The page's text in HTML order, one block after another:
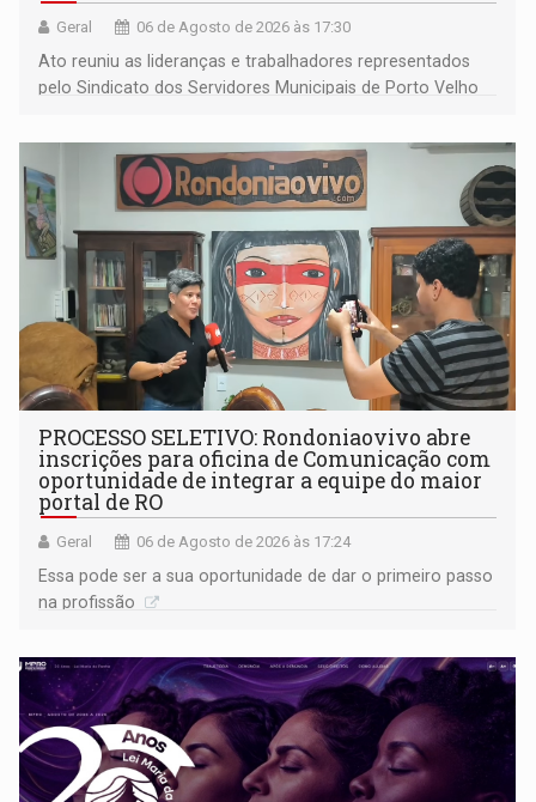
Geral 06 de Agosto de 2026 às 17:30
Ato reuniu as lideranças e trabalhadores representados
pelo Sindicato dos Servidores Municipais de Porto Velho
PROCESSO SELETIVO: Rondoniaovivo abre
inscrições para oficina de Comunicação com
oportunidade de integrar a equipe do maior
portal de RO
Geral 06 de Agosto de 2026 às 17:24
Essa pode ser a sua oportunidade de dar o primeiro passo
na profissão